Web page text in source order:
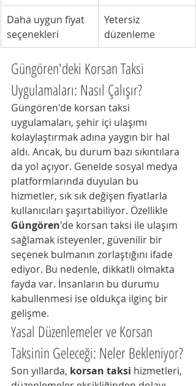
Daha uygun fiyat
seçenekleri
Yetersiz
düzenleme
Güngören'deki Korsan Taksi
Uygulamaları: Nasıl Çalışır?
Güngören'de korsan taksi
uygulamaları, şehir içi ulaşımı
kolaylaştırmak adına yaygın bir hal
aldı. Ancak, bu durum bazı sıkıntılara
da yol açıyor. Genelde sosyal medya
platformlarında duyulan bu
hizmetler, sık sık değişen fiyatlarla
kullanıcıları şaşırtabiliyor. Özellikle
Güngören'de korsan taksi ile ulaşım
sağlamak isteyenler, güvenilir bir
seçenek bulmanın zorlaştığını ifade
ediyor. Bu nedenle, dikkatli olmakta
fayda var. İnsanların bu durumu
kabullenmesi ise oldukça ilginç bir
gelişme.
Yasal Düzenlemeler ve Korsan
Taksinin Geleceği: Neler Bekleniyor?
Son yıllarda, korsan taksi hizmetleri,